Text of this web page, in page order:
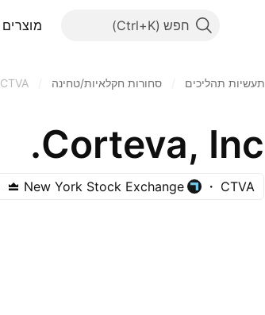
חפש מוצרים
תעשיות תהליכים סחורות חקלאיות/טחינה CTVA
Corteva, Inc.
CTVA
New York Stock Exchange